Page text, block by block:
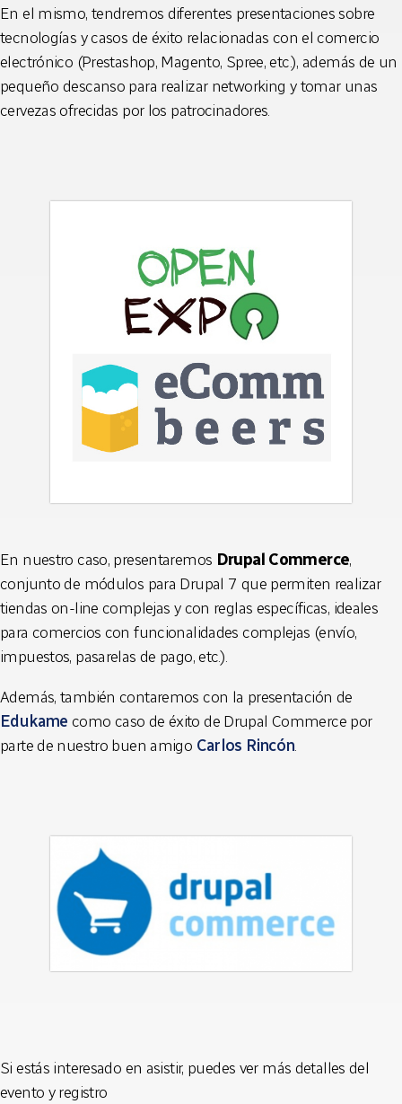
En el mismo, tendremos diferentes presentaciones sobre
tecnologías y casos de éxito relacionadas con el comercio
electrónico (Prestashop, Magento, Spree, etc.), además de un
pequeño descanso para realizar networking y tomar unas
cervezas ofrecidas por los patrocinadores.
En nuestro caso, presentaremos Drupal Commerce,
conjunto de módulos para Drupal 7 que permiten realizar
tiendas on-line complejas y con reglas específicas, ideales
para comercios con funcionalidades complejas (envío,
impuestos, pasarelas de pago, etc.).
Además, también contaremos con la presentación de
Edukame como caso de éxito de Drupal Commerce por
parte de nuestro buen amigo Carlos Rincón.
Si estás interesado en asistir, puedes ver más detalles del
evento y registro